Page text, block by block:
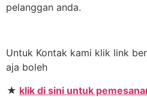
pelanggan anda.
Untuk Kontak kami klik link
aja boleh
★ klik di sini untuk